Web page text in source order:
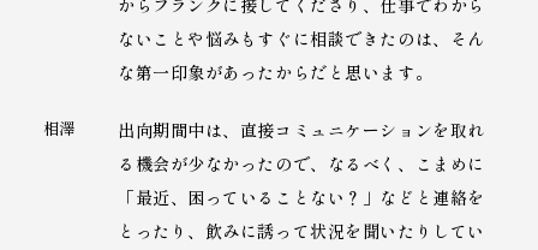
ないことや悩みもすぐに相談できたのは、そん
な第一印象があったからだと思います。
相澤
出向期間中は、直接コミュニケーションを取れ
る機会が少なかったので、なるべく、こまめに
「最近、困っていることない？」などと連絡を
とったり、飲みに誘って状況を聞いたりしてい